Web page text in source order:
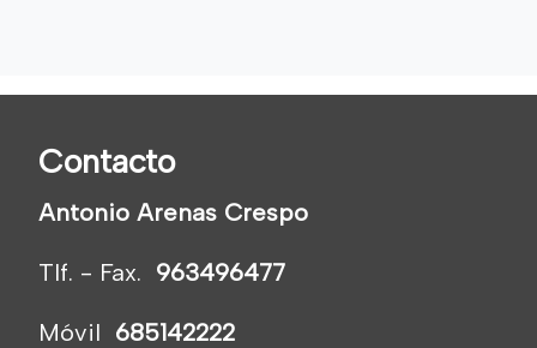
Contacto
Antonio Arenas Crespo
Tlf. - Fax. 963496477
Móvil 685142222